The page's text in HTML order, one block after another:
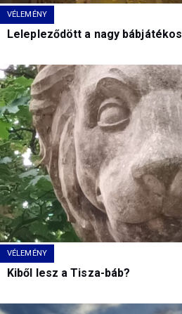
VÉLEMÉNY
Lelepleződött a nagy bábjátékos
VÉLEMÉNY
Kiből lesz a Tisza-báb?